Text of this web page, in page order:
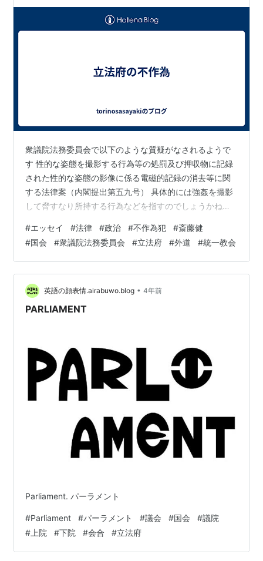
衆議院法務委員会で以下のような質疑がなされるようで
す 性的な姿態を撮影する行為等の処罰及び押収物に記録
された性的な姿態の影像に係る電磁的記録の消去等に関
する法律案（内閣提出第五九号） 具体的には強姦を撮影
して脅すなり所持する行為などを指すのでしょうかね？
めにも是非注視してほしいですね 興味のある方は以下の
衆議院インターネット審議中継をクリック後斎藤健法務
大臣をクリックして法案趣旨説明をご覧になって下さい
いままで処罰できなかったのがふざけけんな！と言うよ
うな内容です www.shugiintv.go.jp 不作為犯 不作為によ
って成立する犯罪。…
#エッセイ #法律 #政治 #不作為犯 #斎藤健
#国会 #衆議院法務委員会 #立法府 #外道 #統一教会
英語の顔表情.airabuwo.blog • 4年前
PARLIAMENT
Parliament. パーラメント
#Parliament #パーラメント #議会 #国会 #議院
# 上院 #下院 #会合 #立法府